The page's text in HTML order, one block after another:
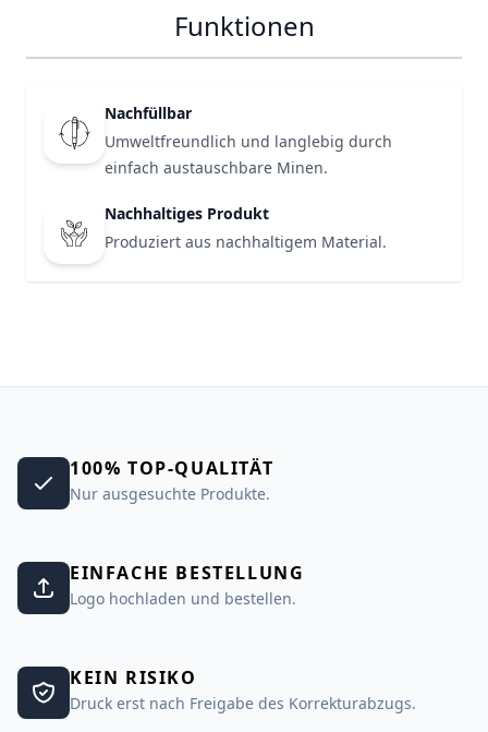
Funktionen
Nachfüllbar
Umweltfreundlich und langlebig durch
einfach austauschbare Minen.
Nachhaltiges Produkt
Produziert aus nachhaltigem Material.
100% TOP-QUALITÄT
Nur ausgesuchte Produkte.
EINFACHE BESTELLUNG
Logo hochladen und bestellen.
KEIN RISIKO
Druck erst nach Freigabe des Korrekturabzugs.